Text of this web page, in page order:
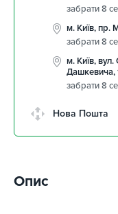
забрати 8
м. Київ, пр.
забрати 8
м. Київ, вул.
Дашкевича,
забрати 8
Нова Пошта
Опис